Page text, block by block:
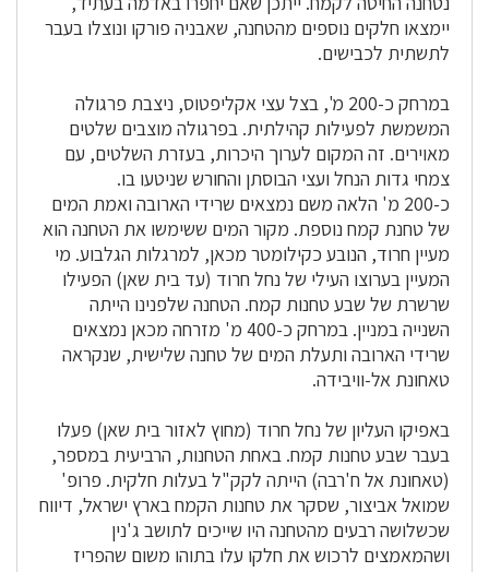
יימצאו חלקים נוספים מהטחנה, שאבניה פורקו ונוצלו בעבר
לתשתית לכבישים.
במרחק כ-200 מ', בצל עצי אקליפטוס, ניצבת פרגולה
המשמשת לפעילות קהילתית. בפרגולה מוצבים שלטים
מאוירים. זה המקום לערוך היכרות, בעזרת השלטים, עם
צמחי גדות הנחל ועצי הבוסתן והחורש שניטעו בו.
כ-200 מ' הלאה משם נמצאים שרידי הארובה ואמת המים
של טחנת קמח נוספת. מקור המים ששימשו את הטחנה הוא
מעיין חרוד, הנובע כקילומטר מכאן, למרגלות הגלבוע. מי
המעיין בערוצו העילי של נחל חרוד (עד בית שאן) הפעילו
שרשרת של שבע טחנות קמח. הטחנה שלפנינו הייתה
השנייה במניין. במרחק כ-400 מ' מזרחה מכאן נמצאים
שרידי הארובה ותעלת המים של טחנה שלישית, שנקראה
טאחונת אל-וויבידה.
באפיקו העליון של נחל חרוד (מחוץ לאזור בית שאן) פעלו
בעבר שבע טחנות קמח. באחת הטחנות, הרביעית במספר,
(טאחונת אל ח'רבה) הייתה לקק"ל בעלות חלקית. פרופ'
שמואל אביצור, שסקר את טחנות הקמח בארץ ישראל, דיווח
שכשלושה רבעים מהטחנה היו שייכים לתושב ג'נין
ושהמאמצים לרכוש את חלקו עלו בתוהו משום שהפריז